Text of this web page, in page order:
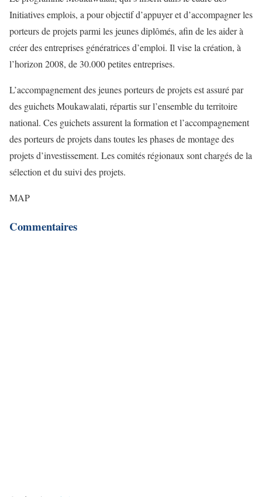
Initiatives emplois, a pour objectif d’appuyer et d’accompagner les
porteurs de projets parmi les jeunes diplômés, afin de les aider à
créer des entreprises génératrices d’emploi. Il vise la création, à
l’horizon 2008, de 30.000 petites entreprises.
L’accompagnement des jeunes porteurs de projets est assuré par
des guichets Moukawalati, répartis sur l’ensemble du territoire
national. Ces guichets assurent la formation et l’accompagnement
des porteurs de projets dans toutes les phases de montage des
projets d’investissement. Les comités régionaux sont chargés de la
sélection et du suivi des projets.
MAP
Commentaires